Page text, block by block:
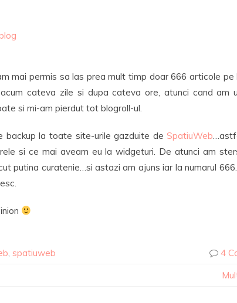
mai permis sa las prea mult timp doar 666 articole pe
cateva zile si dupa cateva ore, atunci cand am
si mi-am pierdut tot blogroll-ul.
backup la toate site-urile gazduite deSpatiuWeb
si ce mai aveam eu la widgeturi. De atunci am
putina curatenie…si astazi am ajuns iar la numarul
, spatiuweb
4